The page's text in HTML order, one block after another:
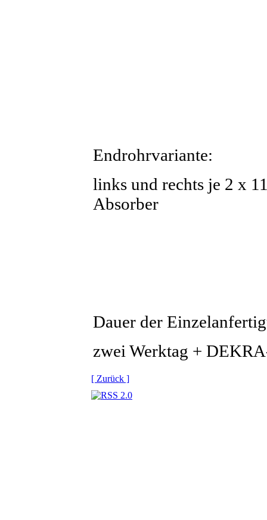
Endrohrvariante:
links und rechts je 2 x
Absorber
Dauer der
zwei Werktag +
[ Zurück ]